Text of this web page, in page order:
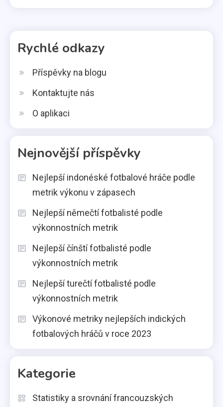
Rychlé odkazy
Příspěvky na blogu
Kontaktujte nás
O aplikaci
Nejnovější příspěvky
Nejlepší indonéské fotbalové hráče podle
metrik výkonu v zápasech
Nejlepší němečtí fotbalisté podle
výkonnostních metrik
Nejlepší čínští fotbalisté podle
výkonnostních metrik
Nejlepší turečtí fotbalisté podle
výkonnostních metrik
Výkonové metriky nejlepších indických
fotbalových hráčů v roce 2023
Kategorie
Statistiky a srovnání francouzských